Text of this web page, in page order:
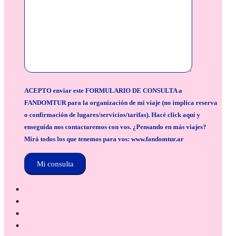
ACEPTO enviar este FORMULARIO DE CONSULTA a
FANDOMTUR para la organización de mi viaje (no implica reserva
o confirmación de lugares/servicios/tarifas). Hacé click aquí y
enseguida nos contactaremos con vos. ¿Pensando en más viajes?
Mirá todos los que tenemos para vos: www.fandomtur.ar